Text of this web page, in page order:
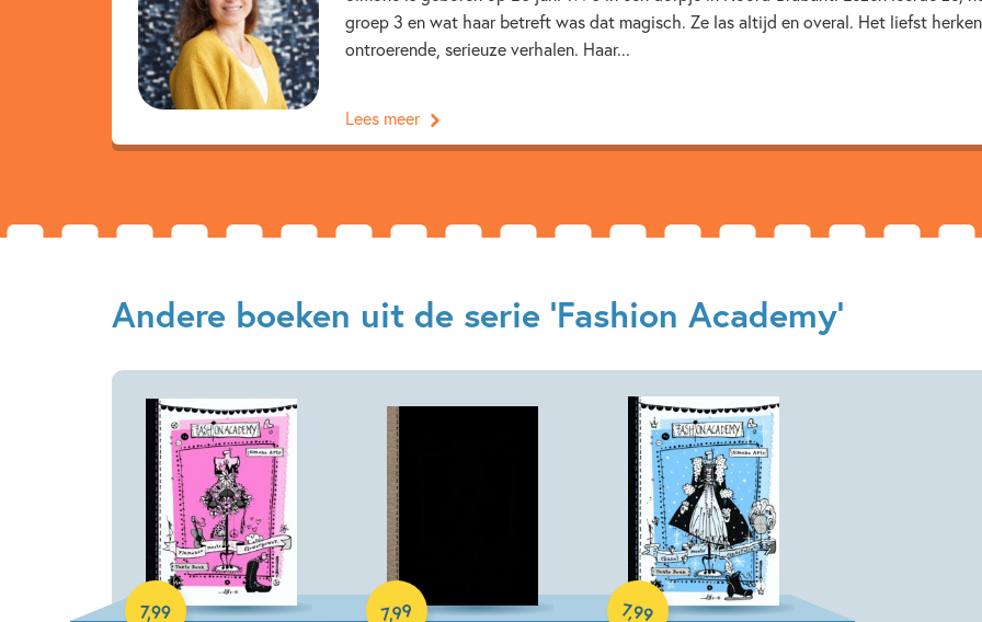
Kenmerken van e-book
groep 3 en wat haar betreft was dat magisch. Ze las altijd en overal. Het liefst
ontroerende, serieuze verhalen. Haar...
Lees meer
Andere boeken uit de serie 'Fashion Academy'
7,99
E-book
7,99
E-book
7,99
E-book